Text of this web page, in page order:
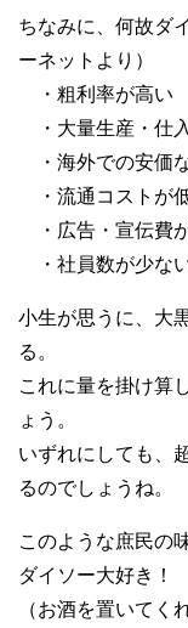
ちなみに、何故ダ
ーネットより）
・粗利率が高い
・大量生産・仕
・海外での安価
・流通コストが
・広告・宣伝費
・社員数が少な
小生が思うに、大
る。
これに量を掛け算
ょう。
いずれにしても、
るのでしょうね。
このような庶民の
ダイソー大好き！
（お酒を置いてく